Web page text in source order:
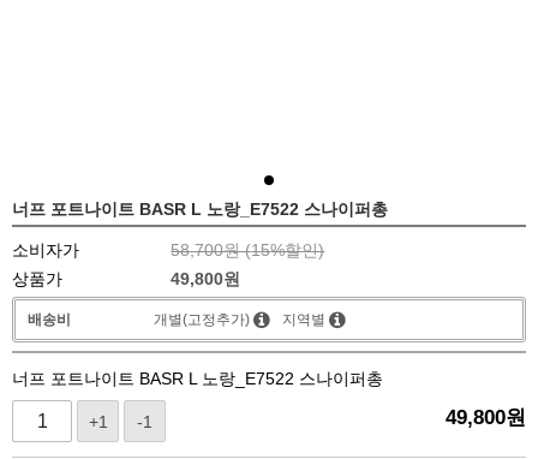
너프 포트나이트 BASR L 노랑_E7522 스나이퍼총
소비자가 58,700원 (15%할인)
상품가
49,800원
배송비 개별(고정추가) 지역별
너프 포트나이트 BASR L 노랑_E7522 스나이퍼총
+1 -1 49,800원